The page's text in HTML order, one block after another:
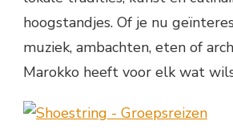
hoogstandjes. Of je nu
muziek, ambachten, eten of
Marokko heeft voor elk wat